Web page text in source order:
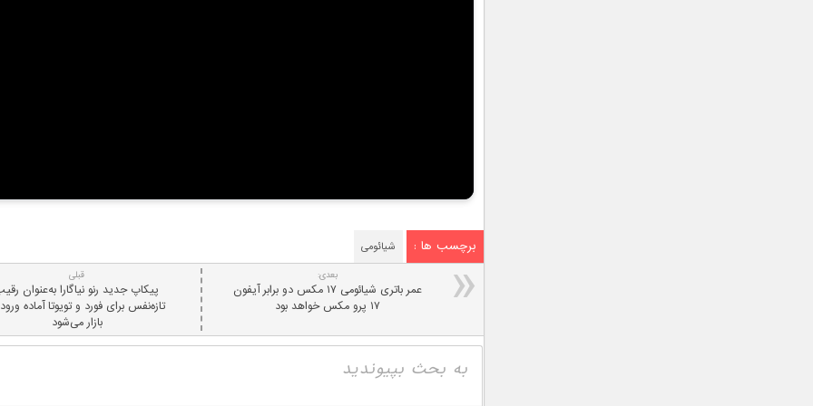
برچسب ها : شیائومی
قبلی
پیکاپ جدید رنو نیاگارا به‌عنوان
تازه‌نفس برای فورد و تویوتا آماده
بازار می‌شود
بعدی:
عمر باتری شیائومی ۱۷ مکس دو برابر آیفون
۱۷ پرو مکس خواهد بود